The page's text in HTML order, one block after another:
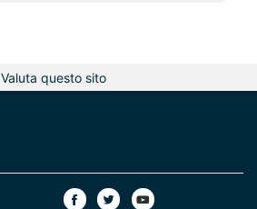
Valuta questo sito